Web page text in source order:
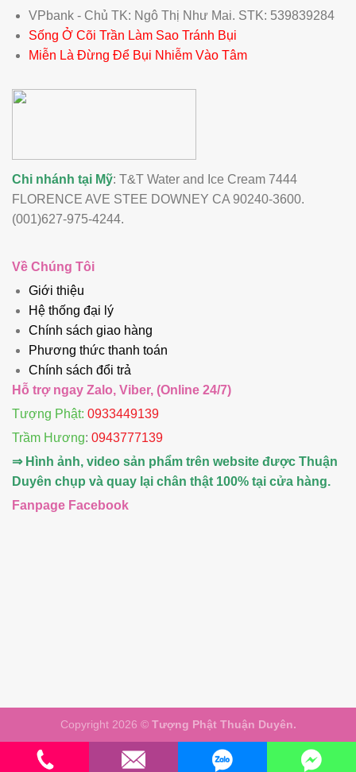
VPbank - Chủ TK: Ngô Thị Như Mai. STK: 539839284
Sống Ở Cõi Trần Làm Sao Tránh Bụi
Miễn Là Đừng Để Bụi Nhiễm Vào Tâm
Chi nhánh tại Mỹ: T&T Water and Ice Cream 7444
FLORENCE AVE STEE DOWNEY CA 90240-3600.
(001)627-975-4244.
Về Chúng Tôi
Giới thiệu
Hệ thống đại lý
Chính sách giao hàng
Phương thức thanh toán
Chính sách đổi trả
Hỗ trợ ngay Zalo, Viber, (Online 24/7)
Tượng Phật: 0933449139
Trầm Hương: 0943777139
⇒ Hình ảnh, video sản phẩm trên website được Thuận
Duyên chụp và quay lại chân thật 100% tại cửa hàng.
Fanpage Facebook
Copyright 2026 © Tượng Phật Thuận Duyên.